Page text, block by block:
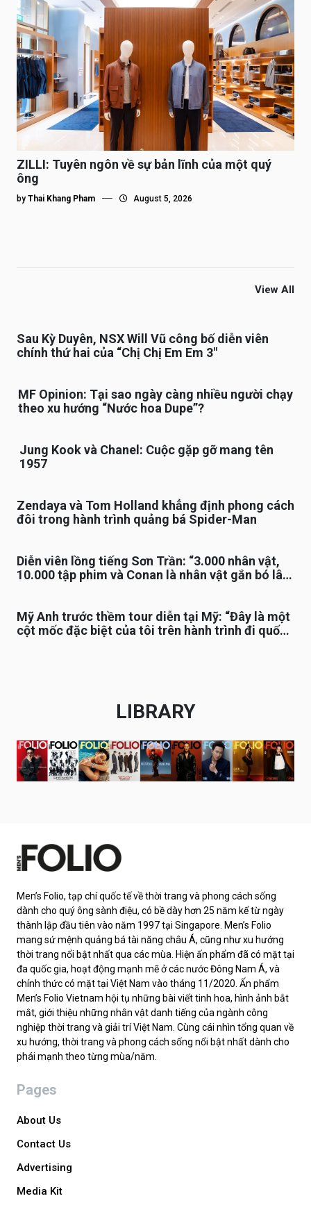
ZILLI: Tuyên ngôn về sự bản lĩnh của một quý
ông
by Thai Khang Pham August 5, 2026
View All
Sau Kỳ Duyên, NSX Will Vũ công bố diễn viên
chính thứ hai của “Chị Chị Em Em 3″
MF Opinion: Tại sao ngày càng nhiều người chạy
theo xu hướng “Nước hoa Dupe”?
Jung Kook và Chanel: Cuộc gặp gỡ mang tên
1957
Zendaya và Tom Holland khẳng định phong cách
đôi trong hành trình quảng bá Spider-Man
Diễn viên lồng tiếng Sơn Trần: “3.000 nhân vật,
10.000 tập phim và Conan là nhân vật gắn bó lâu
Mỹ Anh trước thềm tour diễn tại Mỹ: “Đây là một
cột mốc đặc biệt của tôi trên hành trình đi quốc
LIBRARY
Men’s Folio, tạp chí quốc tế về thời trang và phong cách sống
dành cho quý ông sành điệu, có bề dày hơn 25 năm kể từ ngày
thành lập đầu tiên vào năm 1997 tại Singapore. Men’s Folio
mang sứ mệnh quảng bá tài năng châu Á, cũng như xu hướng
thời trang nổi bật nhất qua các mùa. Hiện ấn phẩm đã có mặt tại
đa quốc gia, hoạt động mạnh mẽ ở các nước Đông Nam Á, và
chính thức có mặt tại Việt Nam vào tháng 11/2020. Ấn phẩm
Men’s Folio Vietnam hội tụ những bài viết tinh hoa, hình ảnh bắt
mắt, giới thiệu những nhân vật danh tiếng của ngành công
nghiệp thời trang và giải trí Việt Nam. Cùng cái nhìn tổng quan về
xu hướng, thời trang và phong cách sống nổi bật nhất dành cho
phái mạnh theo từng mùa/năm.
Pages
About Us
Contact Us
Advertising
Media Kit